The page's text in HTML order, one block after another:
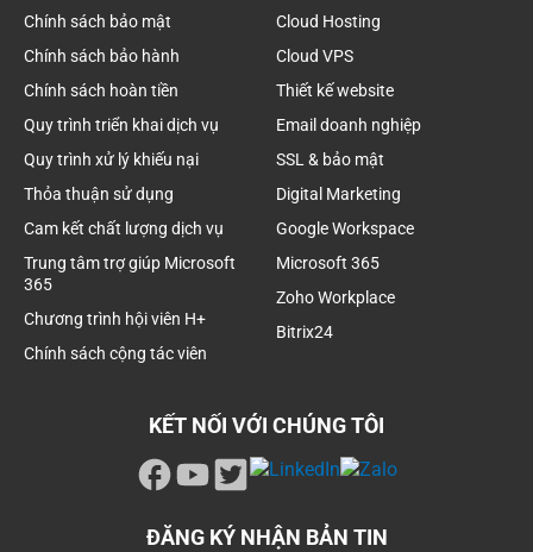
Chính sách bảo mật
Chính sách bảo hành
Chính sách hoàn tiền
Quy trình triển khai dịch vụ
Quy trình xử lý khiếu nại
Thỏa thuận sử dụng
Cam kết chất lượng dịch vụ
Trung tâm trợ giúp Microsoft
365
Chương trình hội viên H+
Chính sách cộng tác viên
Cloud Hosting
Cloud VPS
Thiết kế website
Email doanh nghiệp
SSL & bảo mật
Digital Marketing
Google Workspace
Microsoft 365
Zoho Workplace
Bitrix24
KẾT NỐI VỚI CHÚNG TÔI
ĐĂNG KÝ NHẬN BẢN TIN